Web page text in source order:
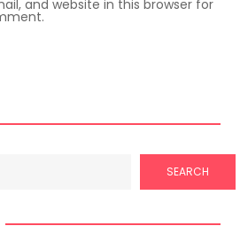
and website in this browser for
SEARCH